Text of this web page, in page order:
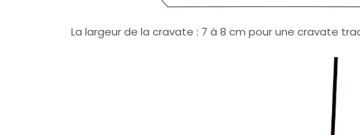
La largeur de la cravate : 7 à 8 cm pour une cravate